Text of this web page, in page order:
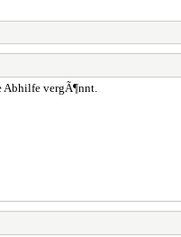
Abhilfe vergÃ¶nnt.